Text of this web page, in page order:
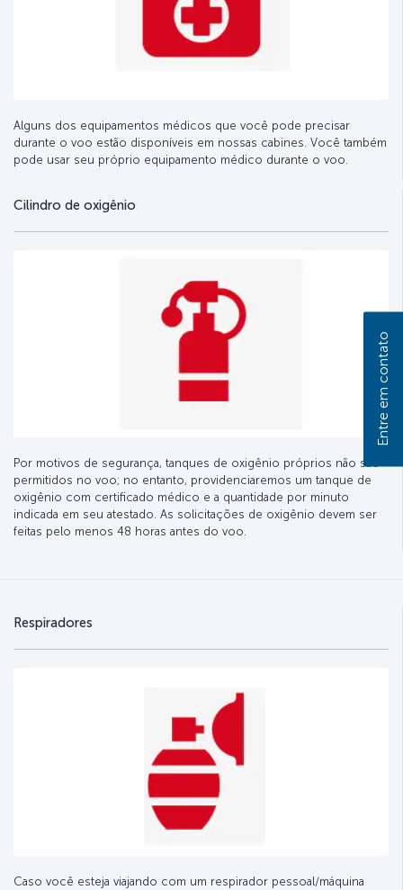
Alguns dos equipamentos médicos que você pode precisar
durante o voo estão disponíveis em nossas cabines. Você também
pode usar seu próprio equipamento médico durante o voo.
Cilindro de oxigênio
Por motivos de segurança, tanques de oxigênio próprios não são
permitidos no voo; no entanto, providenciaremos um tanque de
oxigênio com certificado médico e a quantidade por minuto
indicada em seu atestado. As solicitações de oxigênio devem ser
feitas pelo menos 48 horas antes do voo.
Respiradores
Caso você esteja viajando com um respirador pessoal/máquina
Entre em contato